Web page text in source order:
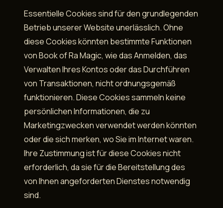
Essentielle Cookies sind für den grundlegenden
Betrieb unserer Website unerlässlich. Ohne
diese Cookies könnten bestimmte Funktionen
von Book of Ra Magic, wie das Anmelden, das
Verwalten Ihres Kontos oder das Durchführen
von Transaktionen, nicht ordnungsgemäß
funktionieren. Diese Cookies sammeln keine
persönlichen Informationen, die zu
Marketingzwecken verwendet werden könnten
oder die sich merken, wo Sie im Internet waren.
Ihre Zustimmung ist für diese Cookies nicht
erforderlich, da sie für die Bereitstellung des
von Ihnen angeforderten Dienstes notwendig
sind.